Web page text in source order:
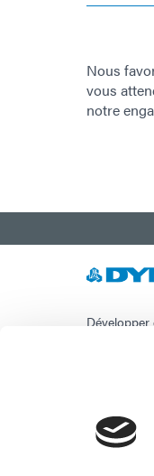
Nous
vous
notre
des
améliorer